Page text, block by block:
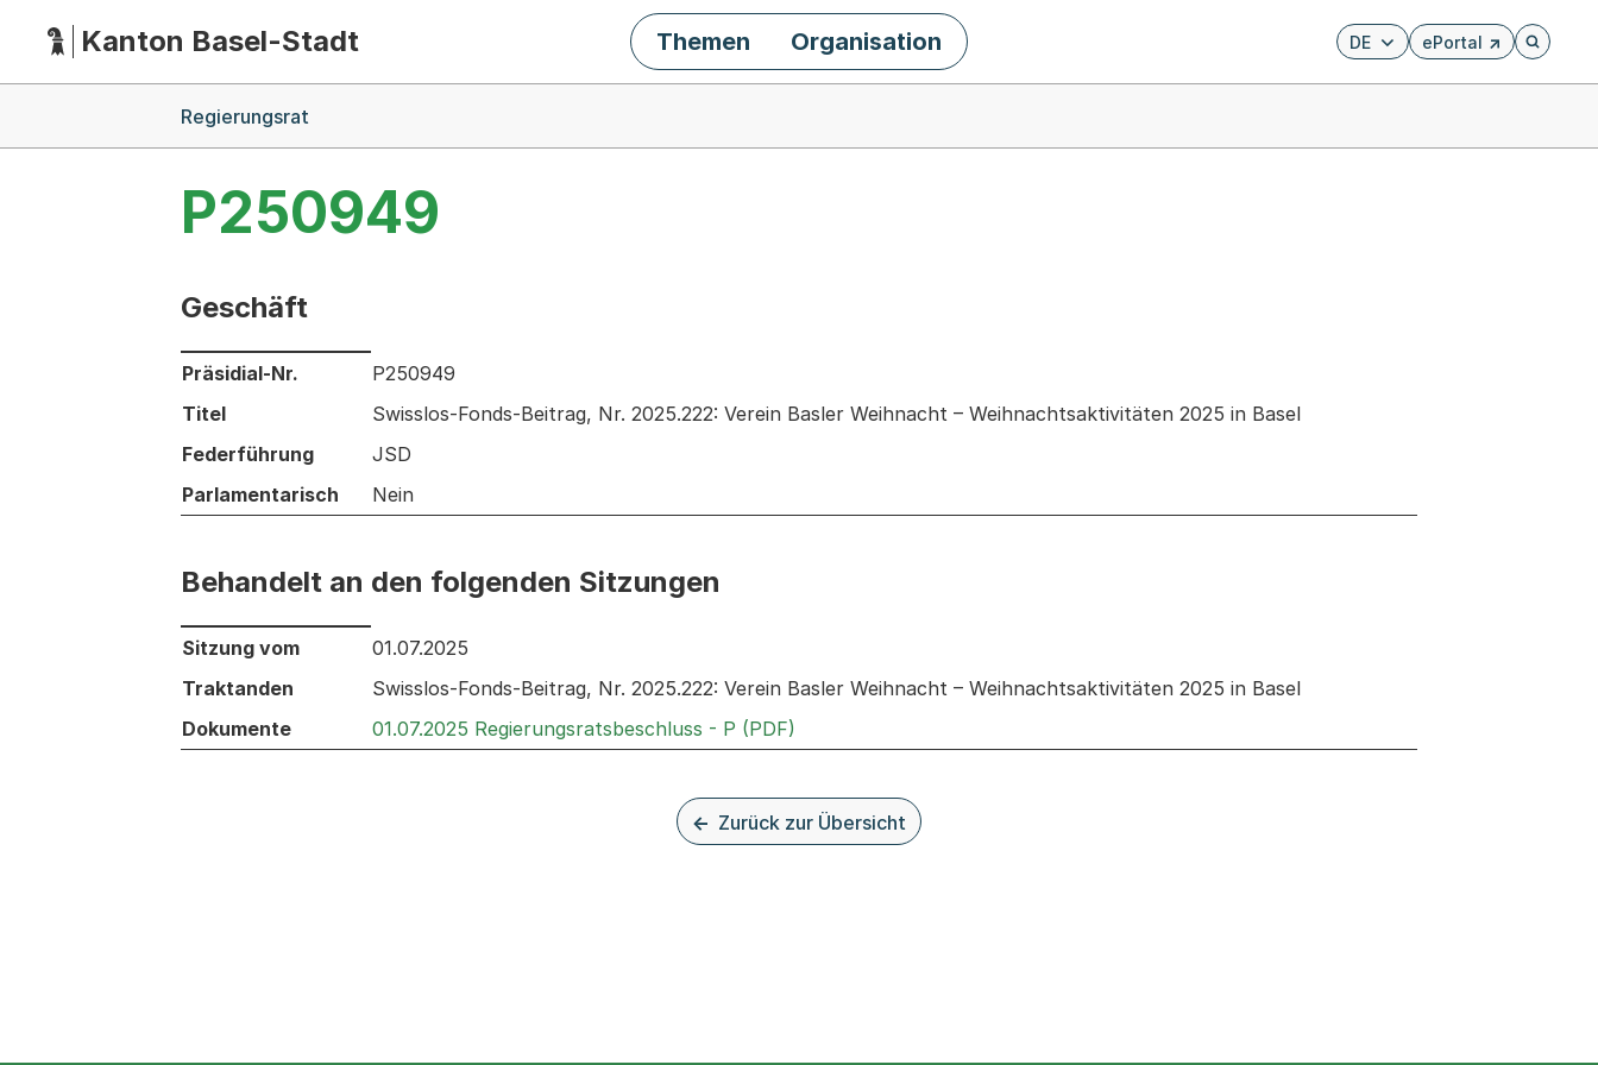
HauptnavigationKanton Basel-Stadt DE ePortal
Externer Link, wird in
Öffnet
Themen Organisation
Regierungsrat
P250949
Geschäft
Informationen zum Ausgewählten Geschäft
Präsidial-Nr.
P250949
Titel
Swisslos-Fonds-Beitrag, Nr. 2025.222: Verein Basler Weihnacht – Weihnachtsaktivitäten 2025 in Basel
Federführung
JSD
Parlamentarisch
Nein
Behandelt an den folgenden Sitzungen
Behandelt an den folgenden Sitzungen: Informationen zu den Sitzungen zum Geschäft
Sitzung vom
01.07.2025
Traktanden
Swisslos-Fonds-Beitrag, Nr. 2025.222: Verein Basler Weihnacht – Weihnachtsaktivitäten 2025 in Basel
Dokumente
01.07.2025 Regierungsratsbeschluss - P (PDF)
Zurück zur Übersicht